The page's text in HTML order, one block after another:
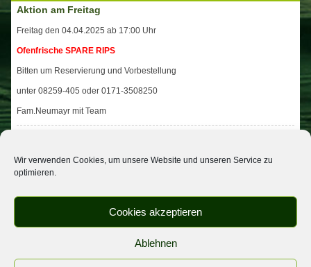
Wir verwenden Cookies, um unsere Website und unseren Service zu
optimieren.
Cookies akzeptieren
Ablehnen
Aktion am Freitag
Freitag den 04.04.2025 ab 17:00 Uhr
Ofenfrische SPARE RIPS
Bitten um Reservierung und Vorbestellung
unter 08259-405 oder 0171-3508250
Fam.Neumayr mit Team
wichtige Informatiom